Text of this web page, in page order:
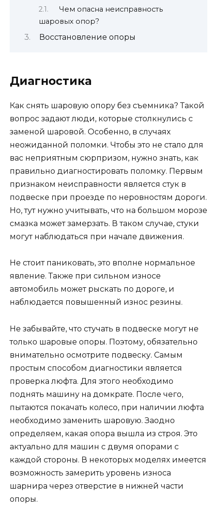
Чем опасна неисправность
шаровых опор?
Восстановление опоры
Диагностика
Как снять шаровую опору без съемника? Такой
вопрос задают люди, которые столкнулись с
заменой шаровой. Особенно, в случаях
неожиданной поломки. Чтобы это не стало для
вас неприятным сюрпризом, нужно знать, как
правильно диагностировать поломку. Первым
признаком неисправности является стук в
подвеске при проезде по неровностям дороги.
Но, тут нужно учитывать, что на большом морозе
смазка может замерзать. В таком случае, стуки
могут наблюдаться при начале движения.
Не стоит паниковать, это вполне нормальное
явление. Также при сильном износе
автомобиль может рыскать по дороге, и
наблюдается повышенный износ резины.
Не забывайте, что стучать в подвеске могут не
только шаровые опоры. Поэтому, обязательно
внимательно осмотрите подвеску. Самым
простым способом диагностики является
проверка люфта. Для этого необходимо
поднять машину на домкрате. После чего,
пытаются покачать колесо, при наличии люфта
необходимо заменить шаровую. Заодно
определяем, какая опора вышла из строя. Это
актуально для машин с двумя опорами с
каждой стороны. В некоторых моделях имеется
возможность замерить уровень износа
шарнира через отверстие в нижней части
опоры.